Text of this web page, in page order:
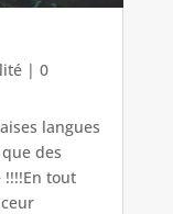
| 0
langues
des
tout